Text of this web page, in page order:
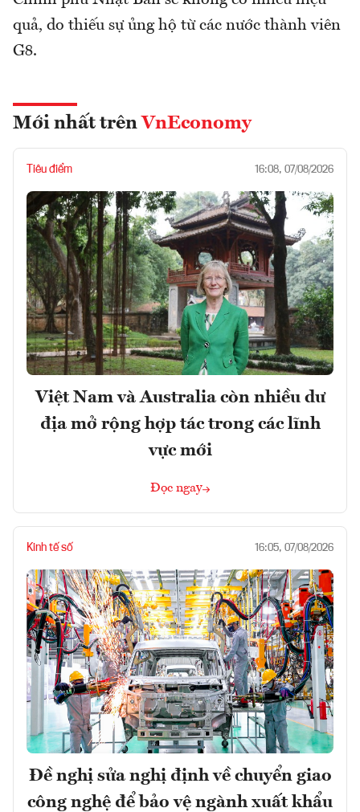
quả, do thiếu sự ủng hộ từ các nước thành viên
G8.
Mới nhất trên VnEconomy
Tiêu điểm 16:08, 07/08/2026
Việt Nam và Australia còn nhiều dư
địa mở rộng hợp tác trong các lĩnh
vực mới
Đọc ngay
Kinh tế số 16:05, 07/08/2026
Đề nghị sửa nghị định về chuyển giao
công nghệ để bảo vệ ngành xuất khẩu